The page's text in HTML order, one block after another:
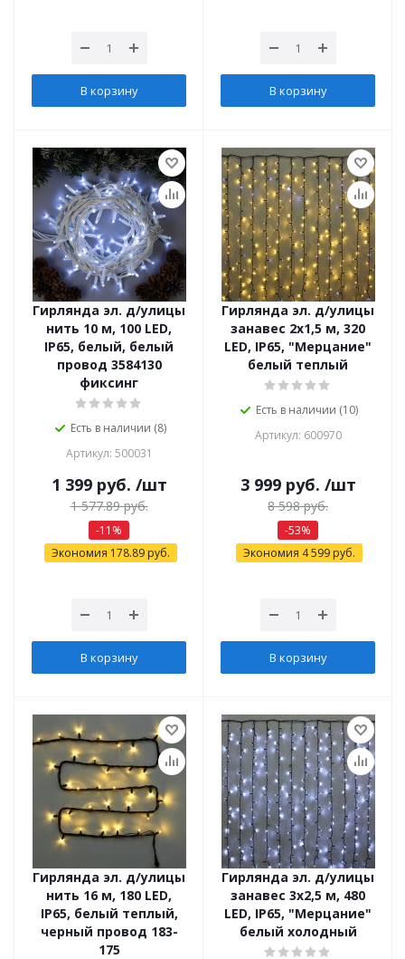
В корзину В корзину
Гирлянда эл. д/улицы
нить 10 м, 100 LED,
IP65, белый, белый
провод 3584130
фиксинг
Есть в наличии (8)
Артикул: 500031
1 399руб. /шт
1 577.89руб.
-11 %
Экономия 178.89руб.
В корзину
Гирлянда эл. д/улицы
занавес 2х1,5 м, 320
LED, IP65, "Мерцание"
белый теплый
Есть в наличии (10)
Артикул: 600970
3 999руб. /шт
8 598руб.
-53%
Экономия 4 599 руб.
В корзину
Гирлянда эл. д/улицы
нить 16 м, 180 LED,
IP65, белый теплый,
черный провод 183-
175
Гирлянда эл. д/улицы
занавес 3х2,5 м, 480
LED, IP65, "Мерцание"
белый холодный